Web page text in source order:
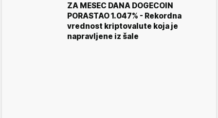
ZA MESEC DANA DOGECOIN
PORASTAO 1.047% - Rekordna
vrednost kriptovalute koja je
napravljene iz šale